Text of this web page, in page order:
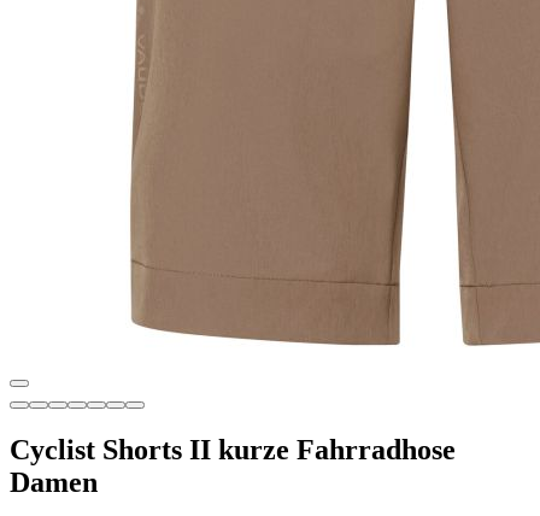
Cyclist Shorts II kurze Fahrradhose
Damen